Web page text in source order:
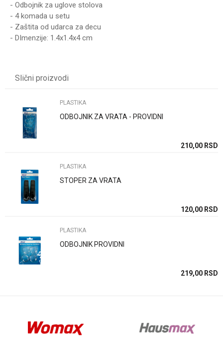
- Odbojnik za uglove stolova
- 4 komada u setu
- Zaštita od udarca za decu
- DImenzije: 1.4x1.4x4 cm
Poruka
Anti-spam zaštita - izračunajte koliko je 6 - 1 :
POŠALJI
Slični proizvodi
PLASTIKA
ODBOJNIK ZA VRATA - PROVIDNI
210,00 RSD
PLASTIKA
STOPER ZA VRATA
120,00 RSD
PLASTIKA
ODBOJNIK PROVIDNI
219,00 RSD